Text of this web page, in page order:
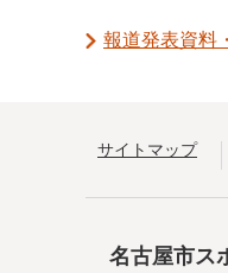
報道発表資料
サイトマップ
名古屋市ス